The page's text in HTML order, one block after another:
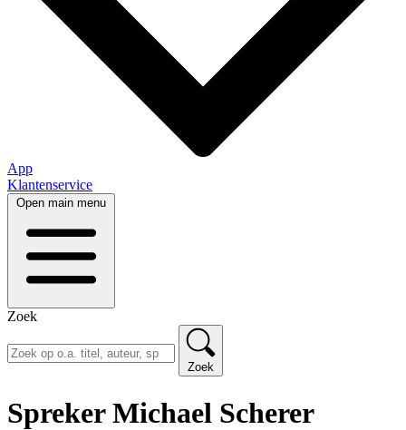
App
Klantenservice
Open main menu
Zoek
Zoek
Spreker Michael Scherer